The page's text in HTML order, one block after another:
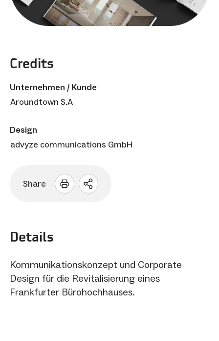
Credits
Unternehmen / Kunde
Aroundtown S.A
Design
advyze communications GmbH
Share
Sharing
Details
Kommunikationskonzept und Corporate
Design für die Revitalisierung eines
Frankfurter Bürohochhauses.